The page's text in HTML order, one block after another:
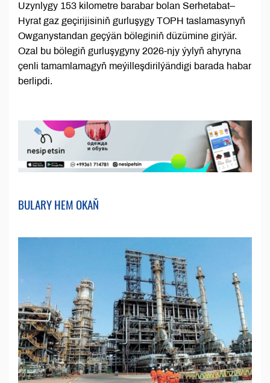
Uzynlygy 153 kilometre barabar bolan Serhetabat–
Hyrat gaz geçirijisiniň gurluşygy TOPH taslamasynyň
Owganystandan geçýän böleginiň düzümine girýär.
Ozal bu bölegiň gurluşygyny 2026-njy ýylyň ahyryna
çenli tamamlamagyň meýilleşdirilýändigi barada habar
berlipdi.
BULARY HEM OKAŇ